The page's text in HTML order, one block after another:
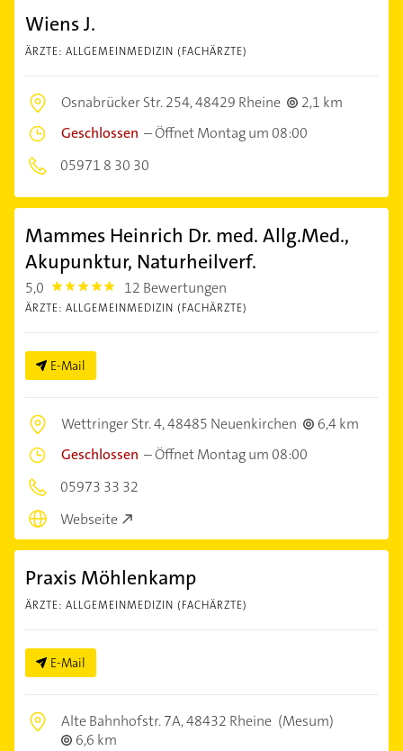
Wiens J.
ÄRZTE: ALLGEMEINMEDIZIN (FACHÄRZTE)
Osnabrücker Str. 254,48429 Rheine
2,1 km
Geschlossen –Öffnet Montag um 08:00
05971 8 30 30
Mammes Heinrich Dr. med. Allg.Med.,
Akupunktur, Naturheilverf.
5,0 5.0 12 Bewertungen
ÄRZTE: ALLGEMEINMEDIZIN (FACHÄRZTE)
E-Mail
Wettringer Str. 4,48485 Neuenkirchen
6,4 km
Geschlossen –Öffnet Montag um 08:00
05973 33 32
Webseite
Praxis Möhlenkamp
ÄRZTE: ALLGEMEINMEDIZIN (FACHÄRZTE)
E-Mail
Alte Bahnhofstr. 7A,48432 Rheine (Mesum)
6,6 km